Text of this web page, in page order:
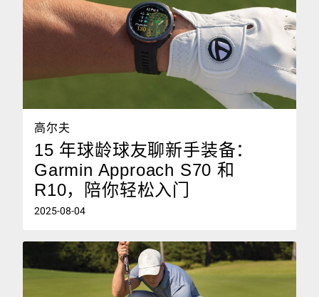
高尔夫
15 年球龄球友聊新手装备：
Garmin Approach S70 和
R10，陪你轻松入门
2025-08-04